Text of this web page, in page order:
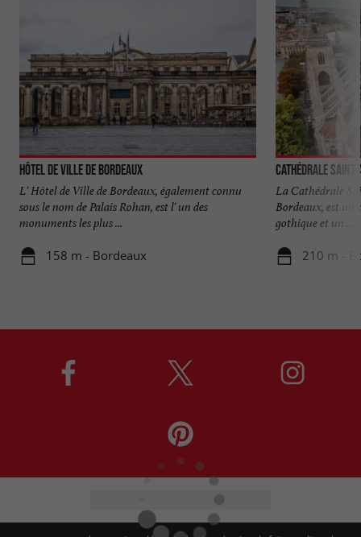
Hôtel de Ville de Bordeaux
L' Hôtel de Ville de Bordeaux, également connu
sous le nom de Palais Rohan, est l' un des
monuments les plus ...
158 m - Bordeaux
Cathédrale Saint
La Cathédrale
Bordeaux, est
gothique et un ...
210 m -